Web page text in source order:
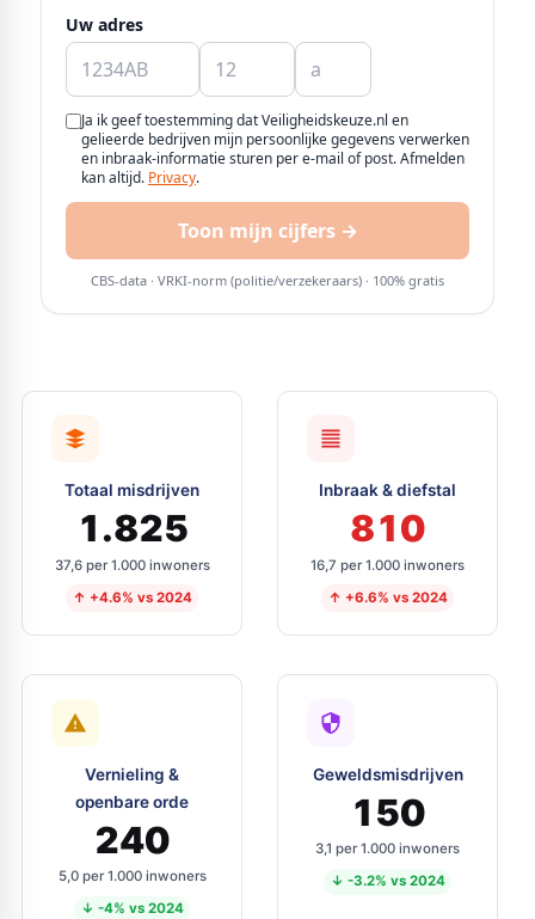
Totaal misdrijven
1.825
37,6 per 1.000 inwoners
↑ +4.6% vs 2024
Inbraak & diefstal
810
16,7 per 1.000 inwoners
↑ +6.6% vs 2024
Vernieling &
openbare orde
240
5,0 per 1.000 inwoners
↓ -4% vs 2024
Geweldsmisdrijven
150
3,1 per 1.000 inwoners
↓ -3.2% vs 2024